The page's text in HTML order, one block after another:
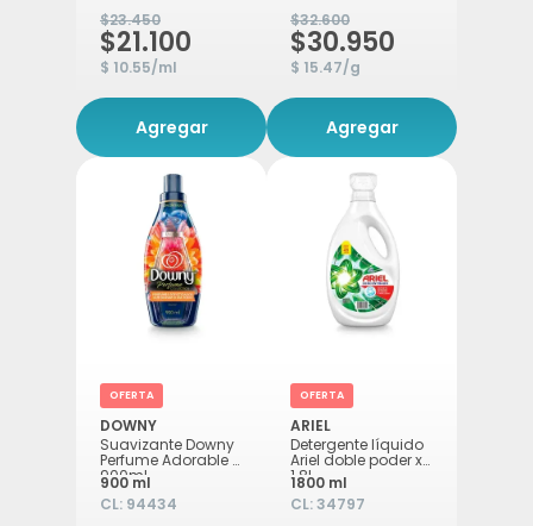
$23.450
$21.100
$ 10.55/ml
Agregar
$32.600
$30.950
$ 15.47/g
Agregar
OFERTA
DOWNY
Suavizante Downy
Perfume Adorable x
900ml
900 ml
CL: 94434
OFERTA
ARIEL
Detergente líquido
Ariel doble poder x
1.8L
1800 ml
CL:34797